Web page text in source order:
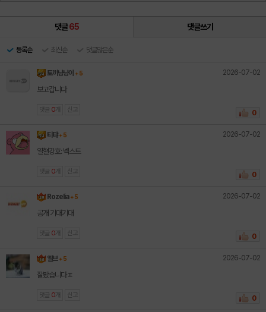
댓글65 댓글쓰기
등록순 최신순 댓글많은순
토끼냥냥이 + 5 2026-07-02
보고갑니다
댓글 0 개 신고 0
티탸 + 5 2026-07-02
열혈강호: 넥스트
댓글 0 개 신고 0
Rozelia + 5 2026-07-02
공개 기대기대
댓글 0 개 신고 0
엘브 + 5 2026-07-02
잘봤습니다ㅍ
댓글 0 개 신고 0